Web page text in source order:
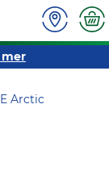
mer
Arctic